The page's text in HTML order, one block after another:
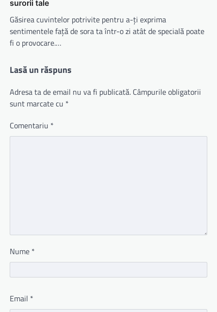
surorii tale
Găsirea cuvintelor potrivite pentru a-ți exprima
sentimentele față de sora ta într-o zi atât de specială poate
fi o provocare.…
Lasă un răspuns
Adresa ta de email nu va fi publicată. Câmpurile obligatorii
sunt marcate cu *
Comentariu *
Nume *
Email *